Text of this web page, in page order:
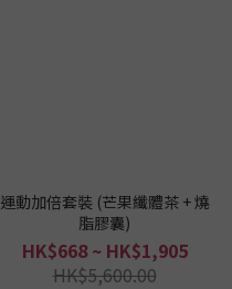
運動加倍套裝 (芒果纖體茶 + 燒
脂膠囊)
HK$668 ~ HK$1,905
HK$5,600.00